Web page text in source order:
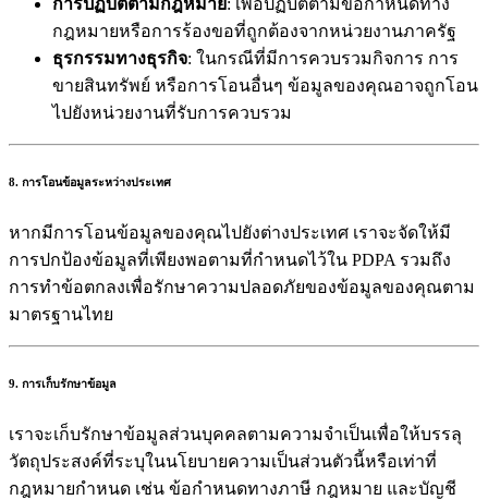
การปฏิบัติตามกฎหมาย: เพื่อปฏิบัติตามข้อกำหนดทาง
กฎหมายหรือการร้องขอที่ถูกต้องจากหน่วยงานภาครัฐ
ธุรกรรมทางธุรกิจ: ในกรณีที่มีการควบรวมกิจการ การ
ขายสินทรัพย์ หรือการโอนอื่นๆ ข้อมูลของคุณอาจถูกโอน
ไปยังหน่วยงานที่รับการควบรวม
8. การโอนข้อมูลระหว่างประเทศ
หากมีการโอนข้อมูลของคุณไปยังต่างประเทศ เราจะจัดให้มี
การปกป้องข้อมูลที่เพียงพอตามที่กำหนดไว้ใน PDPA รวมถึง
การทำข้อตกลงเพื่อรักษาความปลอดภัยของข้อมูลของคุณตาม
มาตรฐานไทย
9. การเก็บรักษาข้อมูล
เราจะเก็บรักษาข้อมูลส่วนบุคคลตามความจำเป็นเพื่อให้บรรลุ
วัตถุประสงค์ที่ระบุในนโยบายความเป็นส่วนตัวนี้หรือเท่าที่
กฎหมายกำหนด เช่น ข้อกำหนดทางภาษี กฎหมาย และบัญชี